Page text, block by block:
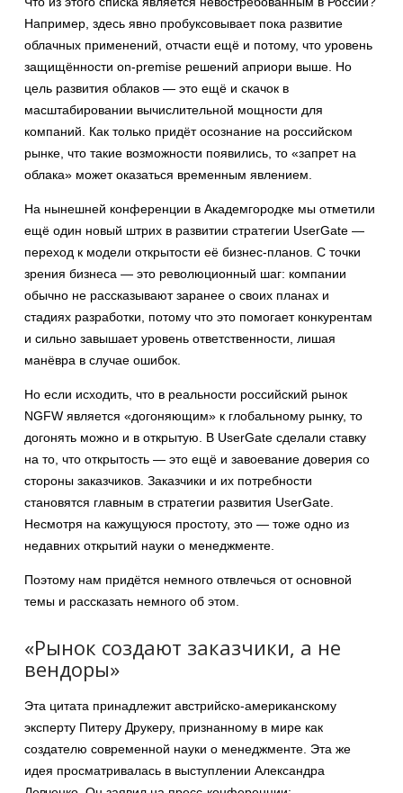
Например, здесь явно пробуксовывает пока развитие
облачных применений, отчасти ещё и потому, что уровень
защищённости on-premise решений априори выше. Но
цель развития облаков — это ещё и скачок в
масштабировании вычислительной мощности для
компаний. Как только придёт осознание на российском
рынке, что такие возможности появились, то «запрет на
облака» может оказаться временным явлением.
На нынешней конференции в Академгородке мы отметили
ещё один новый штрих в развитии стратегии UserGate —
переход к модели открытости её бизнес-планов. С точки
зрения бизнеса — это революционный шаг: компании
обычно не рассказывают заранее о своих планах и
стадиях разработки, потому что это помогает конкурентам
и сильно завышает уровень ответственности, лишая
манёвра в случае ошибок.
Но если исходить, что в реальности российский рынок
NGFW является «догоняющим» к глобальному рынку, то
догонять можно и в открытую. В UserGate сделали ставку
на то, что открытость — это ещё и завоевание доверия со
стороны заказчиков. Заказчики и их потребности
становятся главным в стратегии развития UserGate.
Несмотря на кажущуюся простоту, это — тоже одно из
недавних открытий науки о менеджменте.
Поэтому нам придётся немного отвлечься от основной
темы и рассказать немного об этом.
«Рынок создают заказчики, а не
вендоры»
Эта цитата принадлежит австрийско-американскому
эксперту Питеру Друкеру, признанному в мире как
создателю современной науки о менеджменте. Эта же
идея просматривалась в выступлении Александра